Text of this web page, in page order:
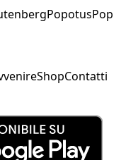
PopotusPop
ShopContatti